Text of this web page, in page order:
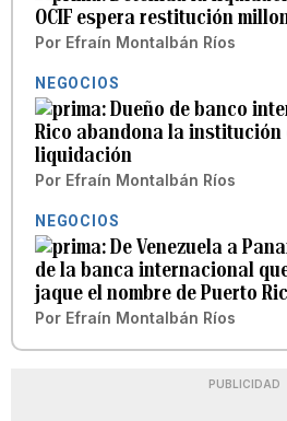
OCIF espera restitución
Por Efraín Montalbán Ríos
NEGOCIOS
Dueño de banco
Rico abandona la institución
liquidación
Por Efraín Montalbán Ríos
NEGOCIOS
De Venezuela a
de la banca internacional
jaque el nombre de Puerto
Por Efraín Montalbán Ríos
PUBLICIDAD